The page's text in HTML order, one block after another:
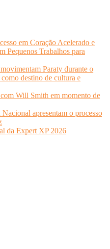
em Coração Acelerado e
Pequenos Trabalhos para
Paraty durante o
destino de cultura e
Will Smith em momento de
apresentam o processo
da Expert XP 2026